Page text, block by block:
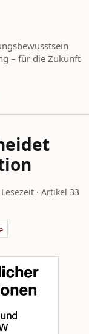
– für die Zukunft
· Artikel 33